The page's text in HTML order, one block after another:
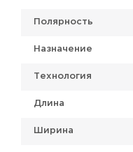
Полярность
Назначение
Технология
Длина
Ширина